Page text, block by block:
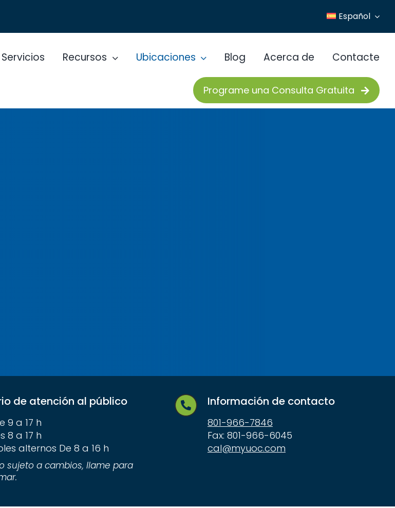
Español
Servicios Recursos Ubicaciones Blog Acerca de Contacte
Programe una Consulta Gratuita
de atención al público
9 a 17 h
8 a 17 h
alternos De 8 a 16 h
sujeto a cambios, llame para
Información de contacto
801-966-7846
Fax: 801-966-6045
cal@myuoc.com